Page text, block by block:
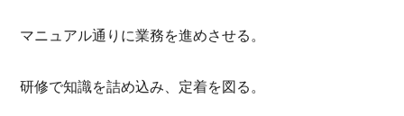
マニュアル通りに業務を進めさせる。
研修で知識を詰め込み、定着を図る。